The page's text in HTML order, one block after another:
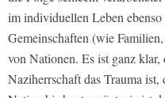
im individuellen Leben
Gemeinschaften (wie
von Nationen. Es ist ganz klar,
Naziherrschaft das Trauma